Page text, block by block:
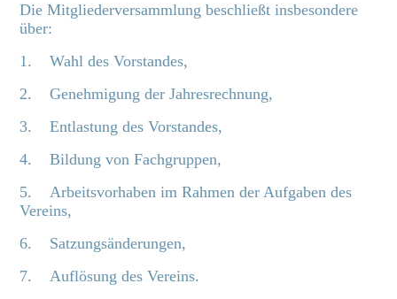
Die Mitgliederversammlung beschließt insbesondere
über:
1. Wahl des Vorstandes,
2. Genehmigung der Jahresrechnung,
3. Entlastung des Vorstandes,
4. Bildung von Fachgruppen,
5. Arbeitsvorhaben im Rahmen der Aufgaben des
Vereins,
6. Satzungsänderungen,
7. Auflösung des Vereins.